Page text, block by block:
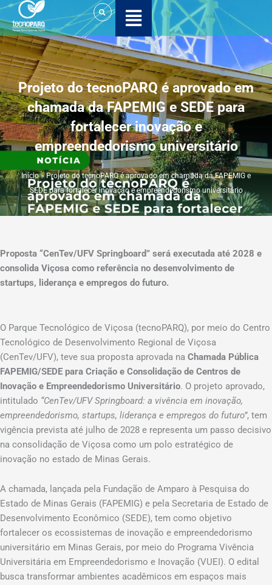
Ir
para
o
conteúdo
Projeto do tecnoPARQ é aprovado em
chamada da FAPEMIG e SEDE para
fortalecer inovação e
empreendedorismo universitário
Início»Projeto do tecnoPARQ é aprovado em chamada da FAPEMIG e
SEDE para fortalecer inovação e empreendedorismo universitário
Proposta “CenTev/UFV Springboard” será executada até 2028 e
consolida Viçosa como referência no desenvolvimento de
startups, liderança e empregos do futuro.
O Parque Tecnológico de Viçosa (tecnoPARQ), por meio do Centro
Tecnológico de Desenvolvimento Regional de Viçosa
(CenTev/UFV), teve sua proposta aprovada na Chamada Pública
FAPEMIG/SEDE para Criação e Consolidação de Centros de
Inovação e Empreendedorismo Universitário. O projeto aprovado,
intitulado “CenTev/UFV Springboard: a vivência em inovação,
empreendedorismo, startups, liderança e empregos do futuro”, tem
vigência prevista até julho de 2028 e representa um passo decisivo
na consolidação de Viçosa como um polo estratégico de
inovação no estado de Minas Gerais.
A chamada, lançada pela Fundação de Amparo à Pesquisa do
Estado de Minas Gerais (FAPEMIG) e pela Secretaria de Estado de
Desenvolvimento Econômico (SEDE), tem como objetivo
fortalecer os ecossistemas de inovação e empreendedorismo
universitário em Minas Gerais, por meio do Programa Vivência
Universitária em Empreendedorismo e Inovação (VUEI). O edital
busca transformar ambientes acadêmicos em espaços mais